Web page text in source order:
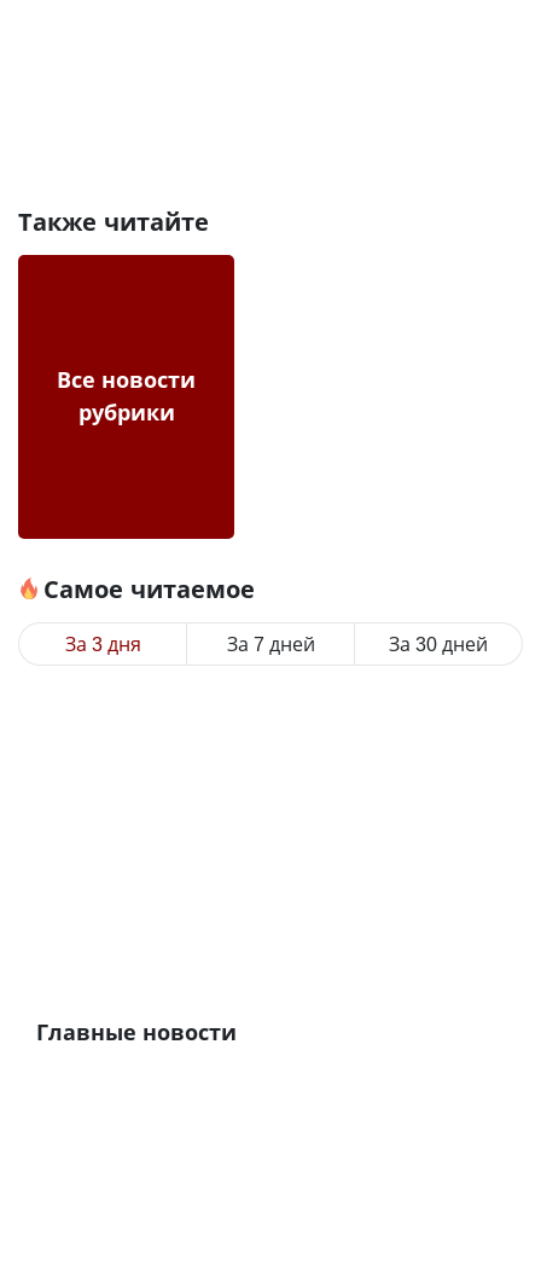
Также читайте
Все новости
рубрики
Самое читаемое
За 3 дня За 7 дней За 30 дней
Главные новости